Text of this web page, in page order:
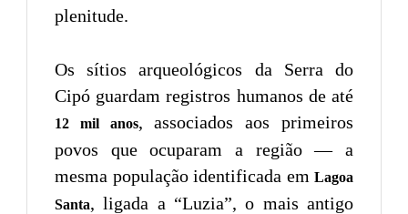
plenitude.
Os sítios arqueológicos da Serra do
Cipó guardam registros humanos de até
12 mil anos, associados aos primeiros
povos que ocuparam a região — a
mesma população identificada em Lagoa
Santa, ligada a “Luzia”, o mais antigo